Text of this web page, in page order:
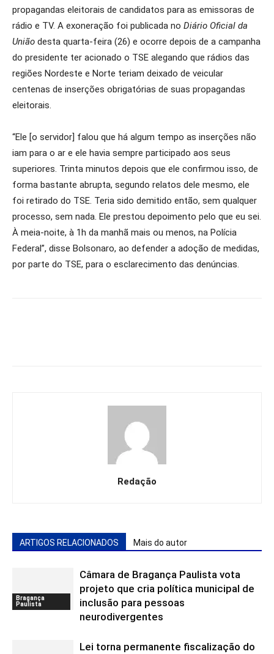
propagandas eleitorais de candidatos para as emissoras de
rádio e TV. A exoneração foi publicada no Diário Oficial da
União desta quarta-feira (26) e ocorre depois de a campanha
do presidente ter acionado o TSE alegando que rádios das
regiões Nordeste e Norte teriam deixado de veicular
centenas de inserções obrigatórias de suas propagandas
eleitorais.
“Ele [o servidor] falou que há algum tempo as inserções não
iam para o ar e ele havia sempre participado aos seus
superiores. Trinta minutos depois que ele confirmou isso, de
forma bastante abrupta, segundo relatos dele mesmo, ele
foi retirado do TSE. Teria sido demitido então, sem qualquer
processo, sem nada. Ele prestou depoimento pelo que eu sei.
À meia-noite, à 1h da manhã mais ou menos, na Polícia
Federal”, disse Bolsonaro, ao defender a adoção de medidas,
por parte do TSE, para o esclarecimento das denúncias.
Redação
ARTIGOS RELACIONADOS Mais do autor
Bragança
Paulista
Câmara de Bragança Paulista vota
projeto que cria política municipal de
inclusão para pessoas
neurodivergentes
Lei torna permanente fiscalização do